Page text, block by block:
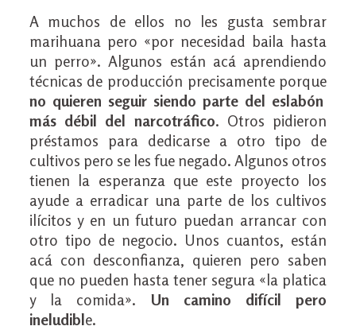
A muchos de ellos no les gusta sembrar
marihuana pero «por necesidad baila hasta
un perro». Algunos están acá aprendiendo
técnicas de producción precisamente porque
no quieren seguir siendo parte del eslabón
más débil del narcotráfico. Otros pidieron
préstamos para dedicarse a otro tipo de
cultivos pero se les fue negado. Algunos otros
tienen la esperanza que este proyecto los
ayude a erradicar una parte de los cultivos
ilícitos y en un futuro puedan arrancar con
otro tipo de negocio. Unos cuantos, están
acá con desconfianza, quieren pero saben
que no pueden hasta tener segura «la platica
y la comida». Un camino difícil pero
ineludible.